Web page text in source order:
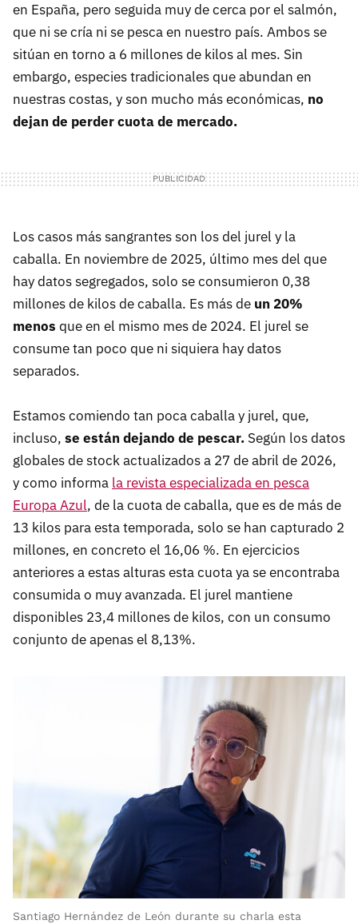
en España, pero seguida muy de cerca por el salmón,
que ni se cría ni se pesca en nuestro país. Ambos se
sitúan en torno a 6 millones de kilos al mes. Sin
embargo, especies tradicionales que abundan en
nuestras costas, y son mucho más económicas, no
dejan de perder cuota de mercado.
Los casos más sangrantes son los del jurel y la
caballa. En noviembre de 2025, último mes del que
hay datos segregados, solo se consumieron 0,38
millones de kilos de caballa. Es más de un 20%
menos que en el mismo mes de 2024. El jurel se
consume tan poco que ni siquiera hay datos
separados.
Estamos comiendo tan poca caballa y jurel, que,
incluso, se están dejando de pescar. Según los datos
globales de stock actualizados a 27 de abril de 2026,
y como informa la revista especializada en pesca
Europa Azul, de la cuota de caballa, que es de más de
13 kilos para esta temporada, solo se han capturado 2
millones, en concreto el 16,06 %. En ejercicios
anteriores a estas alturas esta cuota ya se encontraba
consumida o muy avanzada. El jurel mantiene
disponibles 23,4 millones de kilos, con un consumo
conjunto de apenas el 8,13%.
Santiago Hernández de León durante su charla esta